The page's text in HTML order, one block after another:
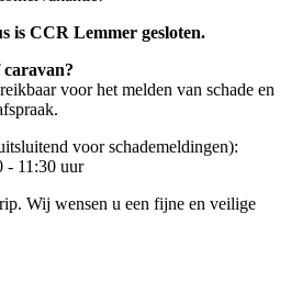
is CCR Lemmer gesloten.
caravan?
voor het melden van schade en
voor schademeldingen):
- 11:30 uur
Wij wensen u een fijne en veilige